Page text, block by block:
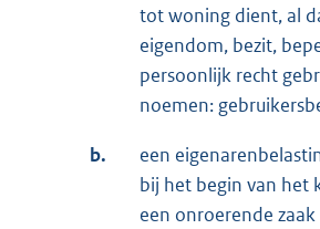
tot woning dient, al
eigendom, bezit,
persoonlijk recht
noemen:
b.
een
bij het begin van het
een onroerende